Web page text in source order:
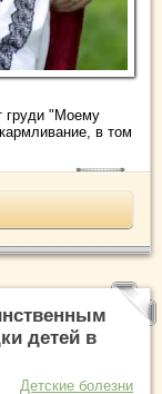
груди "Моему
в том
детей в
Детские болезни